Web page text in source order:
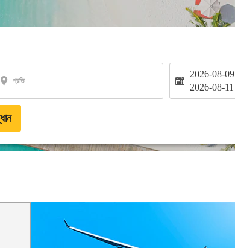
প্রতি
2026-08-09
2026-08-11